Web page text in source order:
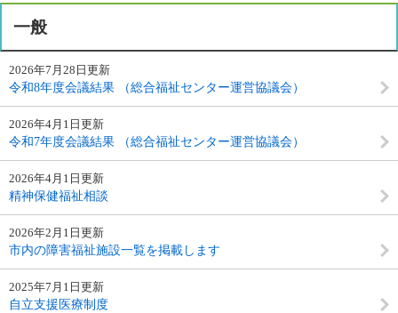
一般
2026年7月28日更新
令和8年度会議結果 （総合福祉センター運営協議会）
2026年4月1日更新
令和7年度会議結果 （総合福祉センター運営協議会）
2026年4月1日更新
精神保健福祉相談
2026年2月1日更新
市内の障害福祉施設一覧を掲載します
2025年7月1日更新
自立支援医療制度